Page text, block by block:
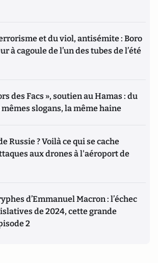
et du viol, antisémite : Boro
à cagoule de l’un des tubes de l’été
des Facs », soutien au Hamas : du
mêmes slogans, la même haine
Russie ? Voilà ce qui se cache
aux drones à l'aéroport de
d’Emmanuel Macron : l’échec
de 2024, cette grande
2